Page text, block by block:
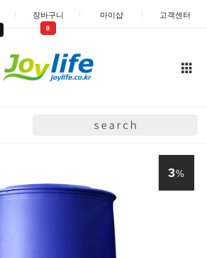
장바구니
0
마이샵 고객센터
3